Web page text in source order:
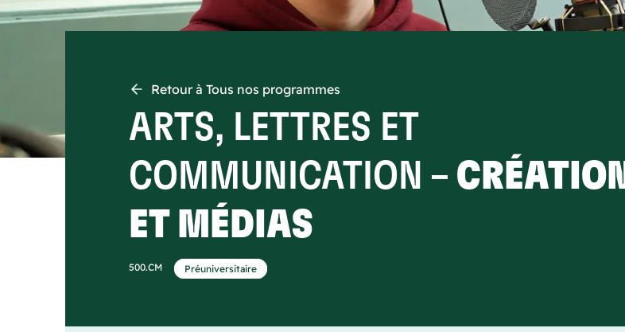
Retour à Tous nos programmes
ARTS, LETTRES ET
COMMUNICATION – CRÉATION
ET MÉDIAS
500.CM Préuniversitaire